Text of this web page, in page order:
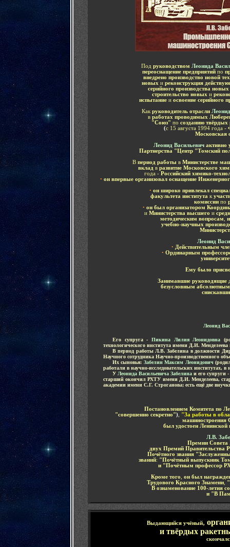
Под руководством Леонида
переоснащение предприятий по
внедрено производство новой
новых и реконструкция
серийного производства
строительство новых и
испытание и освоение серийного
Как руководитель отрасли
в работах проводимых
"Союз" по созданию
(с 15 августа 1994 года -
Московская
Леонид Васильевич активно
Партнерства "Центр "Томский
В период работы в Министерстве
вклад в развитие Московского
года - Российский химико-
• он впервые организовал оснащение
• он широко привлекал
факультета института к
комиссиипо
• он был организатором
иМинистерства высшего и
методическим вопросам
учебно-научных
Леонид
• Действительным
• Ординарным
Ему было
Занимавшие руководящие
безусловным абсолютным
Леонид
Его супруга -Пикина Лилия Леонидовна
технологического института имени Д.И.
В период работы Л.В. Забелина в должности
Научного сотрудника Научно-производственного
Их сыновья: Забелин Максим Леонидович
работали в научно-исследовательских институтах,
У Леонида Васильевича Забелина и его супруги
старший окончил РХТУ имени Д.И. Менделеева,
академии имени С.Г. Строганова; есть ещё две
Постановлением Комитета по
"совершенно секретно")
"За работы в
был удостоен Ленинской
Л.В.
Премии
двух Премий Правительства
Почётного звания
званий: "Почётный выпускник
и "Почётным профессор
Кроме того
он был
Трудового Красного Знамени,
В ознаменование 100-летия
и "В
Выдающийся учёный,
и твёрдых